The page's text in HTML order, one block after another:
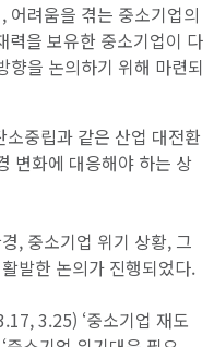
어려움을 겪는 중소기업의
력을 보유한 중소기업이 다
향을 논의하기 위해 마련되
소중립과 같은 산업 대전환
변화에 대응해야 하는 상
, 중소기업 위기 상황, 그
발한 논의가 진행되었다.
3.25) ‘중소기업 재도